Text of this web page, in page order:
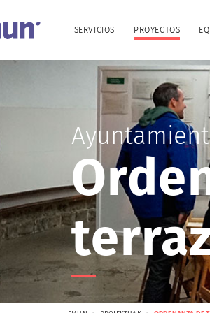
SERVICIOS PROYECTOS